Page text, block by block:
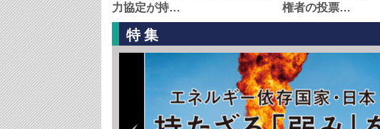
力協定が持…
権者の投票…
特集